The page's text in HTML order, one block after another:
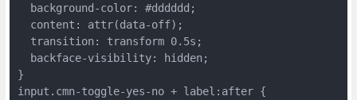
  background-color: #dddddd;
  content: attr(data-off);
  transition: transform 0.5s;
  backface-visibility: hidden;
}
input.cmn-toggle-yes-no + label:after {